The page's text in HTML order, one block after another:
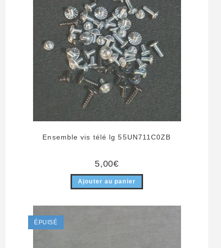
Ensemble vis télé lg 55UN711C0ZB
5,00€
Ajouter au panier
ÉPUISÉ